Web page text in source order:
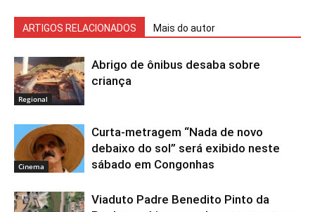
ARTIGOS RELACIONADOS Mais do autor
Regional
Abrigo de ônibus desaba sobre
criança
Cinema
Curta-metragem “Nada de novo
debaixo do sol” será exibido neste
sábado em Congonhas
Viaduto Padre Benedito Pinto da